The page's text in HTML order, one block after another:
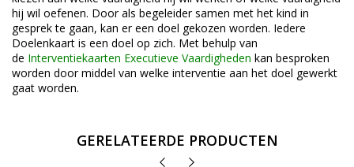
hij wil oefenen. Door als begeleider samen met het kind in
gesprek te gaan, kan er een doel gekozen worden. Iedere
Doelenkaart is een doel op zich. Met behulp van
de Interventiekaarten Executieve Vaardigheden kan besproken
worden door middel van welke interventie aan het doel gewerkt
gaat worden.
GERELATEERDE PRODUCTEN